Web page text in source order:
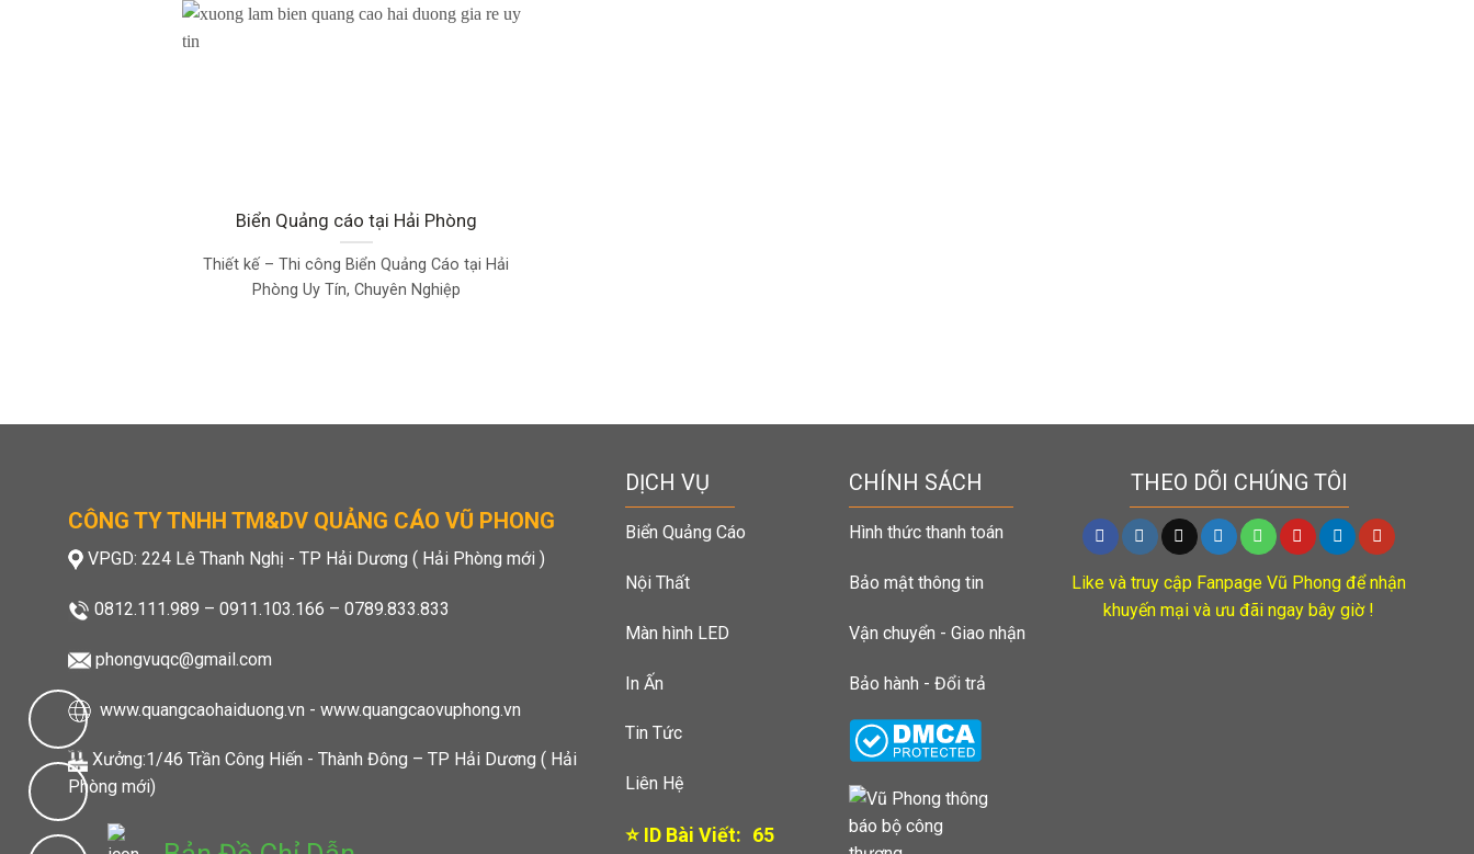
Biển Quảng cáo tại Hải Phòng
Thiết kế – Thi công Biển Quảng Cáo tại Hải
Phòng Uy Tín, Chuyên Nghiệp
CÔNG TY TNHH TM&DV QUẢNG CÁO VŨ PHONG
VPGD: 224 Lê Thanh Nghị - TP Hải Dương ( Hải Phòng mới )
0812.111.989 –0911.103.166 –0789.833.833
phongvuqc@gmail.com
www.quangcaohaiduong.vn -www.quangcaovuphong.vn
Xưởng:1/46 Trần Công Hiến - Thành Đông – TP Hải Dương ( Hải
Phòng mới)
DỊCH VỤ
Biển Quảng Cáo
Nội Thất
Màn hình LED
In Ấn
Tin Tức
Liên Hệ
⭐ ID Bài Viết: 64
CHÍNH SÁCH
Hình thức thanh toán
Bảo mật thông tin
Vận chuyển - Giao nhận
Bảo hành - Đổi trả
THEO DÕI CHÚNG TÔI
Like và truy cập Fanpage Vũ Phong để nhận
khuyến mại và ưu đãi ngay bây giờ !